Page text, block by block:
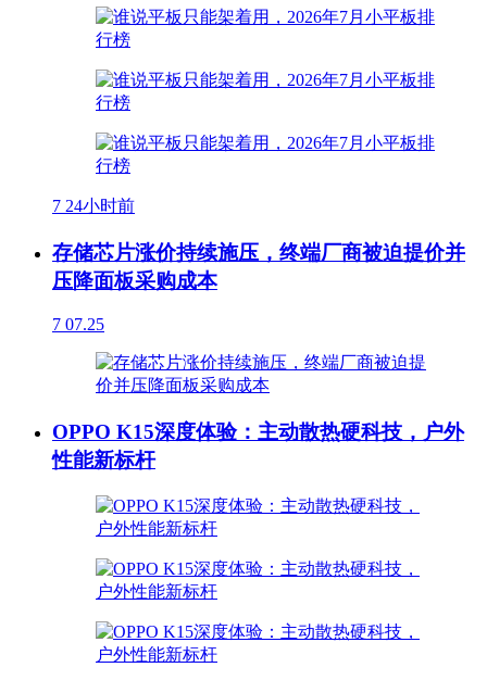
7 24小时前
存储芯片涨价持续施压，终端厂商被迫提价并
压降面板采购成本
7 07.25
OPPO K15深度体验：主动散热硬科技，户外
性能新标杆